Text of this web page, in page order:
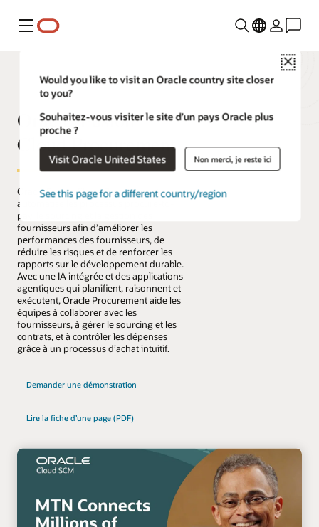
Menu
Close
Would you like to visit an Oracle country site closer
to you?
Souhaitez-vous visiter le site d’un pays Oracle plus
proche ?
Visit Oracle United States Non merci, je reste ici
See this page for a different country/region
Oracle Fusion
Cloud Procurement
Oracle Fusion Cloud Procurement
automatise les processus procure-to-
pay, le sourcing et la gestion des
fournisseurs afin d’améliorer les
performances des fournisseurs, de
réduire les risques et de renforcer les
rapports sur le développement durable.
Avec une IA intégrée et des applications
agentiques qui planifient, raisonnent et
exécutent, Oracle Procurement aide les
équipes à collaborer avec les
fournisseurs, à gérer le sourcing et les
contrats, et à contrôler les dépenses
grâce à un processus d’achat intuitif.
Demander une démonstration
Lire la fiche d’une page (PDF)